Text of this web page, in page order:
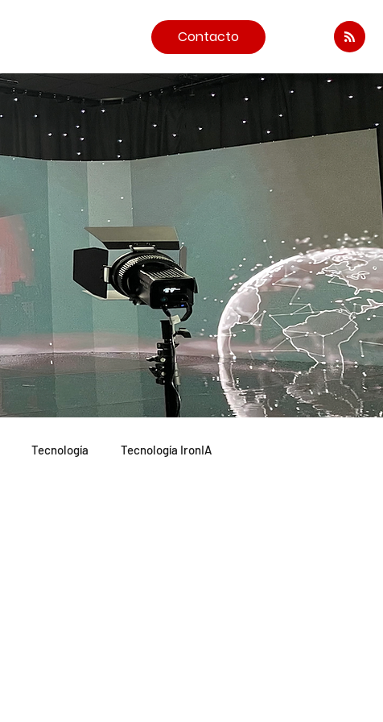
Contacto
Tecnología Tecnología IronIA